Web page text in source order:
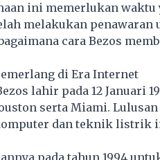
ini memerlukan
melakukan penawaran
cara Bezos
di Era Internet
lahir pada 12 Januari
serta Miami.
dan teknik listrik